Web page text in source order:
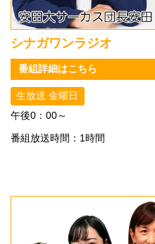
シナガワンラジオ
番組詳細はこちら
生放送 金曜日
午後0：00～
番組放送時間：1時間